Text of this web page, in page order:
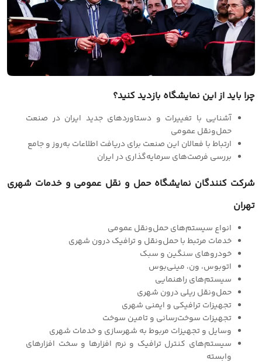
چرا باید از این نمایشگاه بازدید کنید؟
آشنایی با تغییرات و دستاوردهای جدید ایران در صنعت
حمل‌ونقل عمومی
ارتباط با فعالان این صنعت برای دریافت اطلاعات به‌روز و جامع
بررسی فرصت‌های سرمایه‌گذاری در ایران
شرکت کنندگان نمایشگاه حمل و نقل عمومی و خدمات شهری
تهران
انواع سیستم‌های حمل‌ونقل عمومی
خدمات مرتبط با حمل‌ونقل و ترافیک درون شهری
خودروهای سنگین و سبک
اتوبوس، ون، مینی‌بوس
سیستم‌های راهنمایی
حمل‌ونقل ریلی درون شهری
تجهیزات ترافیکی و ایمنی شهری
تجهیزات سوخت‌رسانی و تامین سوخت
وسایل و تجهیزات مربوط به شهرسازی و خدمات شهری
سیستم‌های کنترل ترافیک و نرم افزارها و سخت افزارهای
وابسته